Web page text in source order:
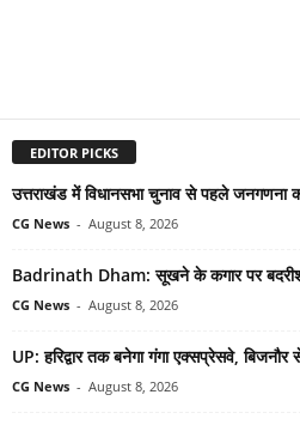
EDITOR PICKS
उत्तराखंड में विधानसभा चुनाव से पहले जनगणना
CG News - August 8, 2026
Badrinath Dham: सूखने के कगार पर बदरीश
CG News - August 8, 2026
UP: हरिद्वार तक बनेगा गंगा एक्सप्रेसवे, बिजनौर
CG News - August 8, 2026